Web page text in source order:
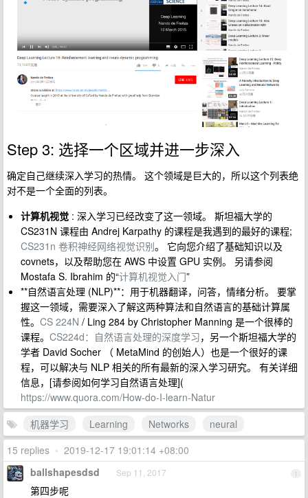
Step 3: 选择一个区域并进一步深入
确定自己继续深入学习的热情。 这个领域是巨大的，所以这个列表绝
对不是一个全面的列表。
计算机视觉 : 深入学习已经改变了这一领域。 斯坦福大学的
CS231N 课程由 Andrej Karpathy 的课程是我遇到的最好的课程;
CS231n 卷积神经网络视觉识别。 它向您介绍了基础知识以及
covnets，以及帮助您在 AWS 中设置 GPU 实例。 另请参阅
Mostafa S. Ibrahim 的“计算机视觉入门”
**自然语言处理 (NLP)**：用于机器翻译，问答，情绪分析。 要掌
握这一领域，需要深入了解这两种算法和自然语言的基础计算属
性。 CS 224N / Ling 284 by Christopher Manning 是一个很棒的
课程。 CS224d：自然语言处理的深度学习，另一个斯坦福大学的
学者 David Socher （ MetaMind 的创始人）也是一个很好的课
程，可以解决与 NLP 相关的所有最新的深入学习研究。 有关详细
信息，[请参阅如何学习自然语言处理](
https://www.quora.com/How-do-I-learn-Natur
机器学习
Learning Networks
neural
15 replies • 2019-12-17 19:01:14 +08:00
1
ballshapesdsd Sep 11, 2017
第四步呢